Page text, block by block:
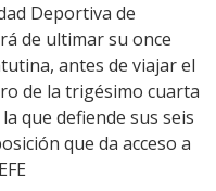
Deportiva de
de ultimar su once
antes de viajar el
de la trigésimo cuarta
que defiende sus seis
que da acceso a